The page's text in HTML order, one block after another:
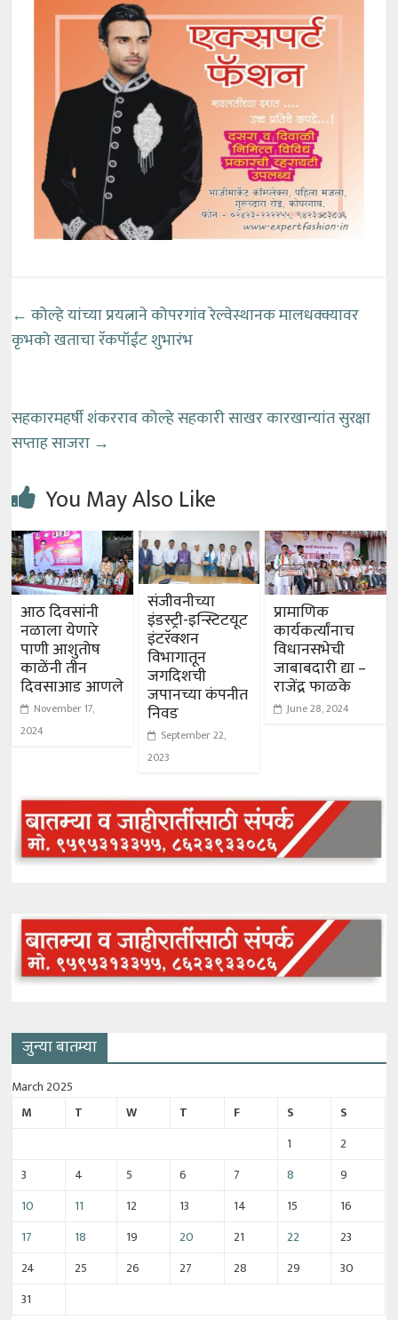
← कोल्हे यांच्या प्रयत्नाने कोपरगांव रेल्वेस्थानक मालधक्क्यावर
कृभको खताचा रॅकपॉईंट शुभारंभ
सहकारमहर्षी शंकरराव कोल्हे सहकारी साखर कारखान्यांत सुरक्षा
सप्ताह साजरा →
You May Also Like
आठ दिवसांनी
नळाला येणारे
पाणी आशुतोष
काळेंनी तीन
दिवसाआड आणले
November 17,
2024
संजीवनीच्या
इंडस्ट्री-इन्स्टिटयूट
इंटरॅक्शन
विभागातून
जगदिशची
जपानच्या कंपनीत
निवड
September 22,
2023
प्रामाणिक
कार्यकर्त्यांनाच
विधानसभेची
जाबाबदारी द्या –
राजेंद्र फाळके
June 28, 2024
जुन्या बातम्या
March 2025
M
T W T F S
S
1
2
3
4 5 6 7 8
9
10
11 12 13 14 15
16
17
18 19 20 21 22
23
24
25 26 27 28 29
30
31